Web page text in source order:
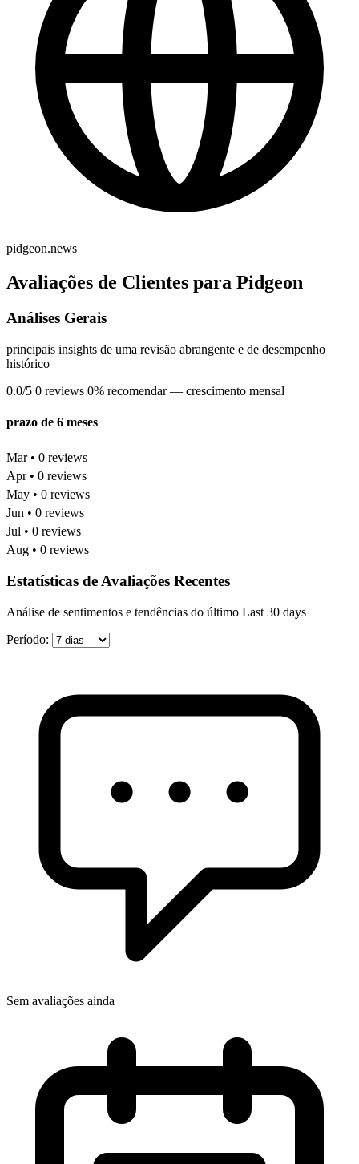
pidgeon.news
Avaliações de Clientes para Pidgeon
Análises Gerais
principais insights de uma revisão abrangente e de desempenho
histórico
0.0/5 0 reviews 0% recomendar — crescimento mensal
prazo de 6 meses
Mar • 0 reviews
Apr • 0 reviews
May • 0 reviews
Jun • 0 reviews
Jul • 0 reviews
Aug • 0 reviews
Estatísticas de Avaliações Recentes
Análise de sentimentos e tendências do último Last 30 days
Período:
Sem avaliações ainda